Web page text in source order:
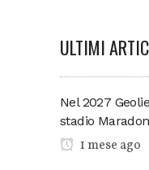
ULTIMI
Nel 2027
stadio
1 mese ago